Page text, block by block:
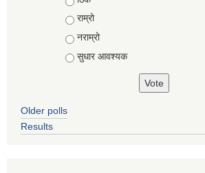
राम्रो
नराम्रो
सुधार आवश्यक
Older polls
Results